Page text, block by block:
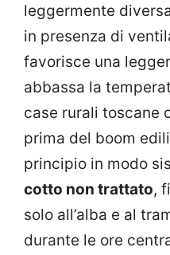
leggermente
in presenza di
favorisce una
abbassa la
case rurali toscane
prima del boom
principio in modo
cotto non trattato,
solo all’alba e al
durante le ore